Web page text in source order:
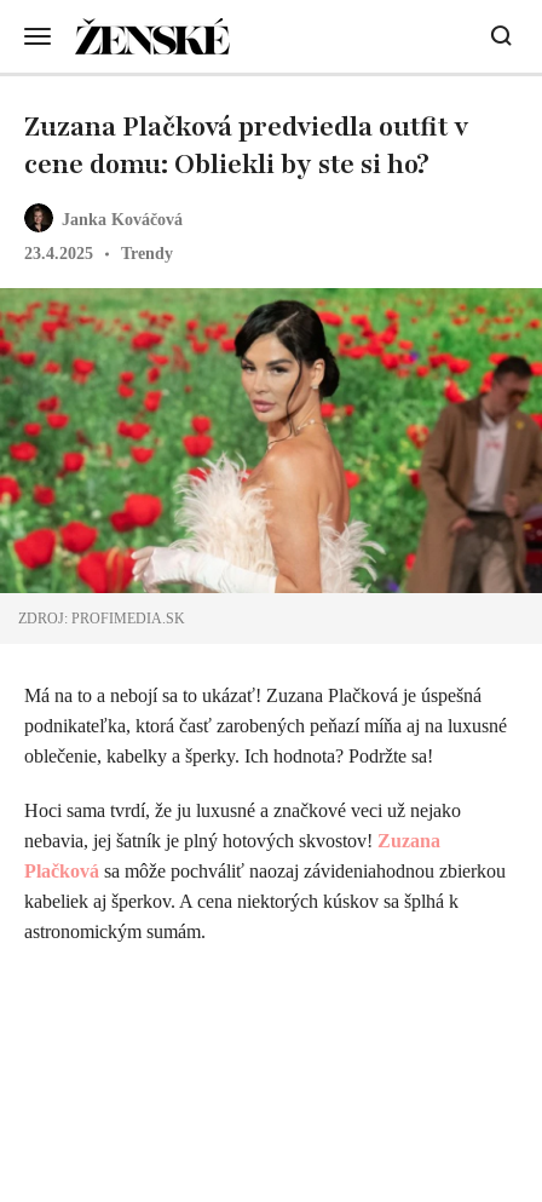
Janka Kováčová
23.4.2025
Trendy
Zuzana Plačková predviedla outfit v
cene domu: Obliekli by ste si ho?
ZDROJ: PROFIMEDIA.SK
Má na to a nebojí sa to ukázať! Zuzana Plačková je úspešná
podnikateľka, ktorá časť zarobených peňazí míňa aj na luxusné
oblečenie, kabelky a šperky. Ich hodnota? Podržte sa!
Hoci sama tvrdí, že ju luxusné a značkové veci už nejako
nebavia, jej šatník je plný hotových skvostov! Zuzana
Plačková sa môže pochváliť naozaj závideniahodnou zbierkou
kabeliek aj šperkov. A cena niektorých kúskov sa šplhá k
astronomickým sumám.